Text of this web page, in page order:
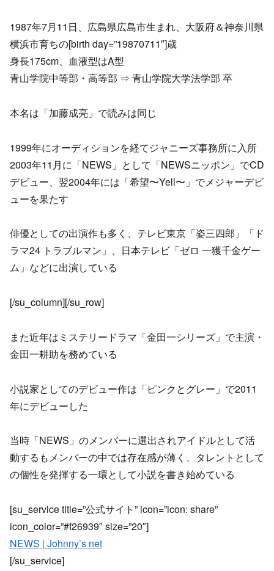
1987年7月11日、広島県広島市生まれ、大阪府＆神奈川県
横浜市育ちの[birth day=”19870711″]歳
身長175cm、血液型はA型
青山学院中等部・高等部 ⇒ 青山学院大学法学部 卒
本名は「加藤成亮」で読みは同じ
1999年にオーディションを経てジャニーズ事務所に入所
2003年11月に「NEWS」として「NEWSニッポン」でCD
デビュー、翌2004年には「希望〜Yell〜」でメジャーデビ
ューを果たす
俳優としての出演作も多く、テレビ東京「姿三四郎」「ド
ラマ24 トラブルマン」、日本テレビ「ゼロ 一獲千金ゲー
ム」などに出演している
[/su_column][/su_row]
また近年はミステリードラマ「金田一シリーズ」で主演・
金田一耕助を務めている
小説家としてのデビュー作は「ピンクとグレー」で2011
年にデビューした
当時「NEWS」のメンバーに選出されアイドルとして活
動するもメンバーの中では存在感が薄く、タレントとして
の個性を発揮する一環として小説を書き始めている
[su_service title=”公式サイト” icon=”icon: share”
icon_color=”#f26939″ size=”20″]
NEWS | Johnny’s net
[/su_service]